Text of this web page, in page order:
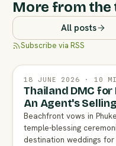
More from the
All posts
Subscribe via RSS
18 JUNE 2026 · 10
Thailand DMC
An Agent's
Beachfront vows in
temple-blessing
destination weddings